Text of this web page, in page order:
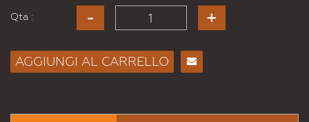
Qta :
AGGIUNGI AL CARRELLO